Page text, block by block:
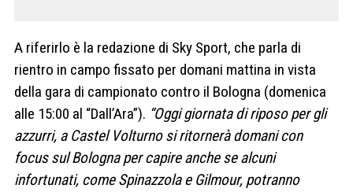
A riferirlo è la redazione di Sky Sport, che parla di
rientro in campo fissato per domani mattina in vista
della gara di campionato contro il Bologna (domenica
alle 15:00 al “Dall’Ara”). “Oggi giornata di riposo per gli
azzurri, a Castel Volturno si ritornerà domani con
focus sul Bologna per capire anche se alcuni
infortunati, come Spinazzola e Gilmour, potranno